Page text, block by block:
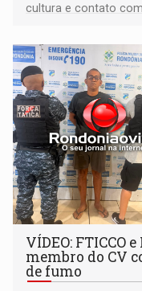
cultura e contato
VÍDEO: FTICCO
membro do CV
de fumo